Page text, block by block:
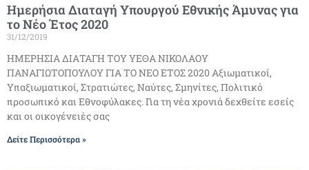
Ημερήσια Διαταγή Υπουργού Εθνικής Άμυνας για
το Νέο Έτος 2020
31/12/2019
ΗΜΕΡΗΣΙΑ ΔΙΑΤΑΓΗ ΤΟΥ ΥΕΘΑ ΝΙΚΟΛΑΟΥ
ΠΑΝΑΓΙΩΤΟΠΟΥΛΟΥ ΓΙΑ ΤΟ ΝΕΟ ΕΤΟΣ 2020 Αξιωματικοί,
Υπαξιωματικοί, Στρατιώτες, Ναύτες, Σμηνίτες, Πολιτικό
προσωπικό και Εθνοφύλακες. Για τη νέα χρονιά δεχθείτε εσείς
και οι οικογένειές σας
Δείτε Περισσότερα »